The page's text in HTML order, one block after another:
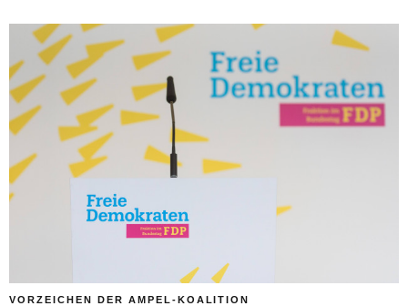
VORZEICHEN DER AMPEL-KOALITION